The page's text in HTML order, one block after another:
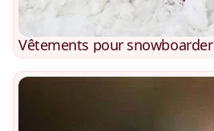
Vêtements pour snowboarder